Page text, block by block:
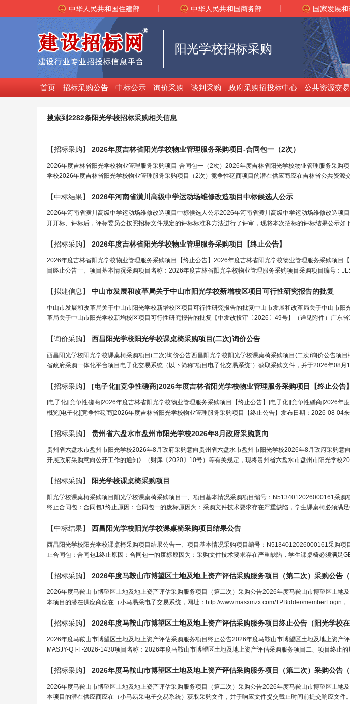
中华人民共和国住建部 中华人民共和国商务部 国家发展
阳光学校招标采购
首页 招标采购公告 中标公示 询价采购 谈判采购 政府采购招投标中心 公共资源交
搜索到2282条阳光学校招标采购相关信息
【招标采购】 2026年度吉林省阳光学校物业管理服务采购项目-合同包一（2次）
2026年度吉林省阳光学校物业管理服务采购项目-合同包一（2次）2026年度吉林省阳光学校物业管理服务采购
学校2026年度吉林省阳光学校物业管理服务采购项目（2次）竞争性磋商项目的潜在供应商应在吉林省公共资源
【中标结果】 2026年河南省潢川高级中学运动场维修改造项目中标候选人公示
2026年河南省潢川高级中学运动场维修改造项目中标候选人公示2026年河南省潢川高级中学运动场维修改造项
开开标、评标后，评标委员会按照招标文件规定的评标标准和方法进行了评审，现将本次招标的评标结果公示如
【招标采购】 2026年度吉林省阳光学校物业管理服务采购项目【终止公告】
2026年度吉林省阳光学校物业管理服务采购项目【终止公告】2026年度吉林省阳光学校物业管理服务采购项目
目终止公告一、项目基本情况采购项目名称：2026年度吉林省阳光学校物业管理服务采购项目采购项目编号：
【拟建信息】 中山市发展和改革局关于中山市阳光学校新增校区项目可行性研究报告的批复
中山市发展和改革局关于中山市阳光学校新增校区项目可行性研究报告的批复中山市发展和改革局关于中山市
革局关于中山市阳光学校新增校区项目可行性研究报告的批复【中发改投审〔2026〕49号】（详见附件）广东
【询价采购】 西昌阳光学校阳光学校课桌椅采购项目(二次)询价公告
西昌阳光学校阳光学校课桌椅采购项目(二次)询价公告西昌阳光学校阳光学校课桌椅采购项目(二次)询价公告项
省政府采购一体化平台项目电子化交易系统（以下简称“项目电子化交易系统”）获取采购文件，并于2026年08月
【招标采购】 [电子化][竞争性磋商]2026年度吉林省阳光学校物业管理服务采购项目【终止公告】
[电子化][竞争性磋商]2026年度吉林省阳光学校物业管理服务采购项目【终止公告】[电子化][竞争性磋商]2026年
概览[电子化][竞争性磋商]2026年度吉林省阳光学校物业管理服务采购项目【终止公告】发布日期：2026-08-04
【招标采购】 贵州省六盘水市盘州市阳光学校2026年8月政府采购意向
贵州省六盘水市盘州市阳光学校2026年8月政府采购意向贵州省六盘水市盘州市阳光学校2026年8月政府采购意
开展政府采购意向公开工作的通知》（财库〔2020〕10号）等有关规定，现将贵州省六盘水市盘州市阳光学校
【招标采购】 阳光学校课桌椅采购项目
阳光学校课桌椅采购项目阳光学校课桌椅采购项目一、项目基本情况采购项目编号：N5134012026000161采购
终止合同包：合同包1终止原因：合同包一的废标原因为：采购文件技术要求存在严重缺陷，学生课桌椅必须满
【中标结果】 西昌阳光学校阳光学校课桌椅采购项目结果公告
西昌阳光学校阳光学校课桌椅采购项目结果公告一、项目基本情况采购项目编号：N5134012026000161采购
止合同包：合同包1终止原因：合同包一的废标原因为：采购文件技术要求存在严重缺陷，学生课桌椅必须满足
【招标采购】 2026年度马鞍山市博望区土地及地上资产评估采购服务项目（第二次）采购公告（
2026年度马鞍山市博望区土地及地上资产评估采购服务项目（第二次）采购公告2026年度马鞍山市博望区土地
本项目的潜在供应商应在（小马易采电子交易系统，网址：http://www.masxmzx.com/TPBidder/memberLogin
【招标采购】 2026年度马鞍山市博望区土地及地上资产评估采购服务项目终止公告（阳光学校
2026年度马鞍山市博望区土地及地上资产评估采购服务项目终止公告2026年度马鞍山市博望区土地及地上资产
MASJY-QT-F-2026-1430项目名称：2026年度马鞍山市博望区土地及地上资产评估采购服务项目二、项目终止
【招标采购】 2026年度马鞍山市博望区土地及地上资产评估采购服务项目（第二次）采购公告（
2026年度马鞍山市博望区土地及地上资产评估采购服务项目（第二次）采购公告2026年度马鞍山市博望区土地
本项目的潜在供应商应在（小马易采电子交易系统）获取采购文件，并于响应文件提交截止时间前提交响应文件